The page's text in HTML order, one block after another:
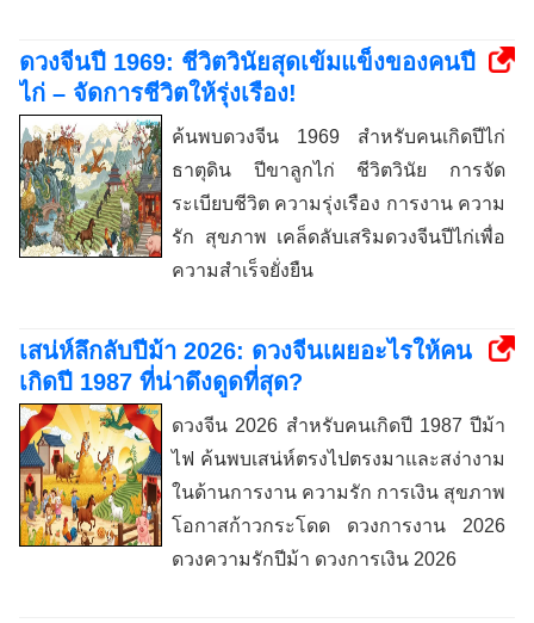
ดวงจีนปี 1969: ชีวิตวินัยสุดเข้มแข็งของคนปี
ไก่ – จัดการชีวิตให้รุ่งเรือง!
ค้นพบดวงจีน 1969 สำหรับคนเกิดปีไก่
ธาตุดิน ปีขาลูกไก่ ชีวิตวินัย การจัด
ระเบียบชีวิต ความรุ่งเรือง การงาน ความ
รัก สุขภาพ เคล็ดลับเสริมดวงจีนปีไก่เพื่อ
ความสำเร็จยั่งยืน
เสน่ห์ลึกลับปีม้า 2026: ดวงจีนเผยอะไรให้คน
เกิดปี 1987 ที่น่าดึงดูดที่สุด?
ดวงจีน 2026 สำหรับคนเกิดปี 1987 ปีม้า
ไฟ ค้นพบเสน่ห์ตรงไปตรงมาและสง่างาม
ในด้านการงาน ความรัก การเงิน สุขภาพ
โอกาสก้าวกระโดด ดวงการงาน 2026
ดวงความรักปีม้า ดวงการเงิน 2026